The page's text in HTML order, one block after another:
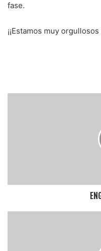
fase.
¡¡Estamos muy